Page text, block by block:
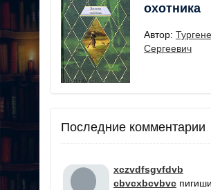
охотника
Автор:
Сергеевич
Последние комментарии
xczvdfsgvfdvb
cbvcxbcvbvc